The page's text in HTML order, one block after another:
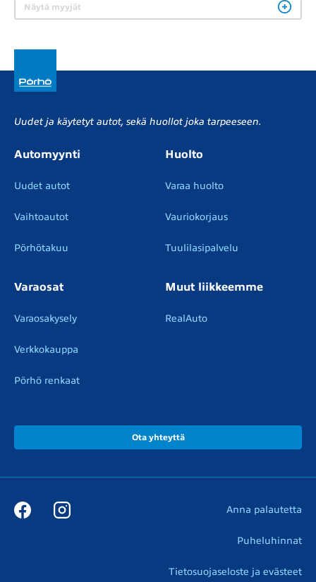
Näytä myyjät
Uudet ja käytetyt autot, sekä huollot joka tarpeeseen.
Automyynti
Uudet autot
Vaihtoautot
Pörhötakuu
Huolto
Varaa huolto
Vauriokorjaus
Tuulilasipalvelu
Varaosat
Varaosakysely
Verkkokauppa
Pörhö renkaat
Muut liikkeemme
RealAuto
Ota yhteyttä
Anna palautetta
Puheluhinnat
Tietosuojaseloste ja evästeet